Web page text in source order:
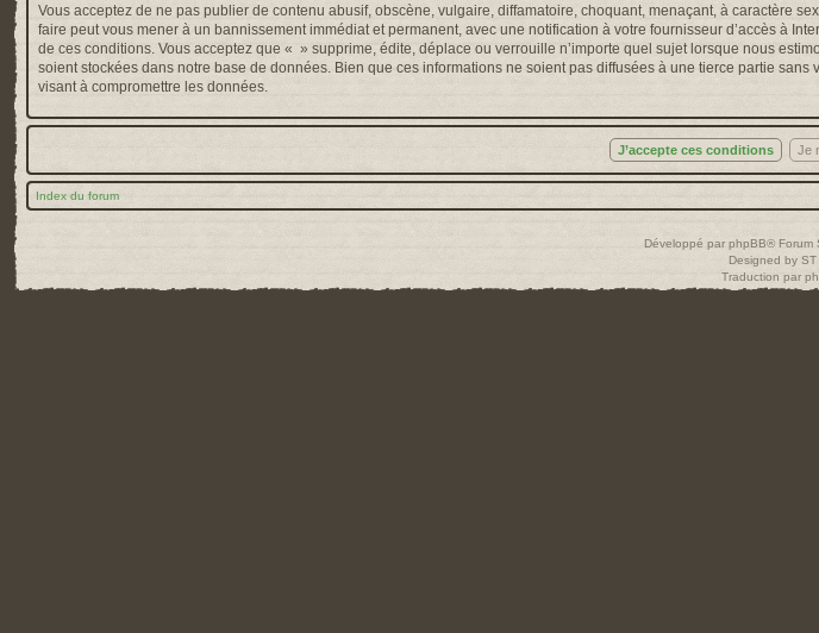
Vous acceptez de ne pas publier de contenu abusif, obscène, vulgaire, diffamatoire, choquant, menaçant, à caractère
faire peut vous mener à un bannissement immédiat et permanent, avec une notification à votre fournisseur d’accès à
de ces conditions. Vous acceptez que « » supprime, édite, déplace ou verrouille n’importe quel sujet lorsque nous
soient stockées dans notre base de données. Bien que ces informations ne soient pas diffusées à une tierce partie
visant à compromettre les données.
Index du forum
Développé parphpBB® Forum
Designed by ST
Traduction par